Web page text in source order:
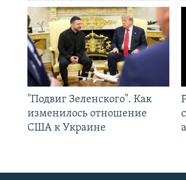
"Подвиг Зеленского". Как
изменилось отношение
США к Украине